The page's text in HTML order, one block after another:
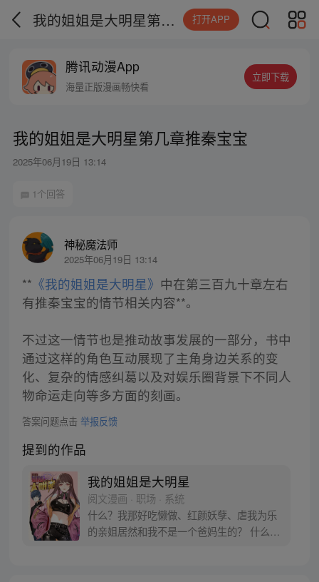
我的姐姐是大明星第几章推秦宝宝 打开APP
腾讯动漫App
海量正版漫画畅快看
立即下载
我的姐姐是大明星第几章推秦宝宝
2025年06月19日 13:14
1个回答
神秘魔法师
2025年06月19日 13:14
** 《我的姐姐是大明星》 中在第三百九十章左右
有推秦宝宝的情节相关内容**。
不过这一情节也是推动故事发展的一部分，书中
通过这样的角色互动展现了主角身边关系的变
化、复杂的情感纠葛以及对娱乐圈背景下不同人
物命运走向等多方面的刻画。
答案问题点击 举报反馈
提到的作品
我的姐姐是大明星
阅文漫画 · 职场 · 系统
什么？我那好吃懒做、红颜妖孽、虐我为乐
的亲姐居然和我不是一个爸妈生的？ 什么？